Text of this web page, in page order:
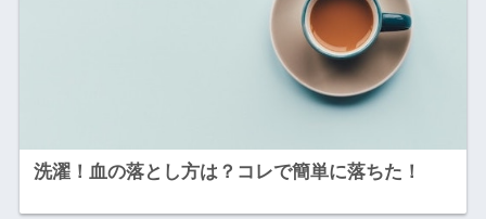
洗濯！血の落とし方は？コレで簡単に落ちた！